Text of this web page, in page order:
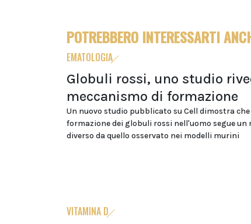
POTREBBERO INTERESSARTI
EMATOLOGIA
Globuli rossi, uno studio
meccanismo di formazione
Un nuovo studio pubblicato su Cell dimostra che
formazione dei globuli rossi nell'uomo segue un
diverso da quello osservato nei modelli murini
VITAMINA D